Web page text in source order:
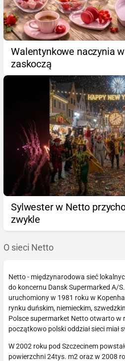
Walentynkowe naczynia
zaskoczą
Sylwester w Netto
zwykle
O sieci Netto
Netto - międzynarodowa sieć
do koncernu Dansk Supermarked A/
uruchomiony w 1981 roku w
rynku duńskim, niemieckim,
Polsce supermarket Netto otwarto w
początkowo polski oddział sieci miał
W 2002 roku pod Szczecinem
powierzchni 24tys. m2 oraz w 2008